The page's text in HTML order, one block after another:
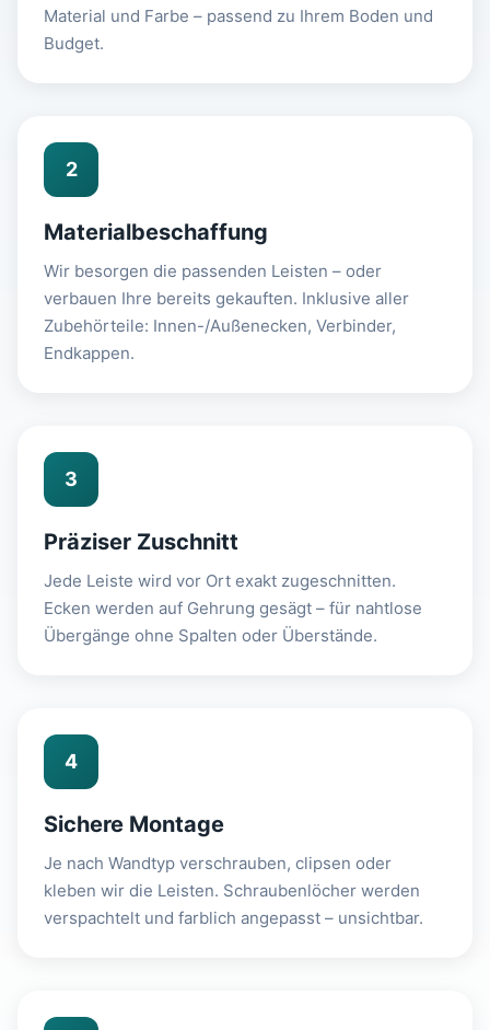
Material und Farbe – passend zu Ihrem Boden und
Budget.
2
Materialbeschaffung
Wir besorgen die passenden Leisten – oder
verbauen Ihre bereits gekauften. Inklusive aller
Zubehörteile: Innen-/Außenecken, Verbinder,
Endkappen.
3
Präziser Zuschnitt
Jede Leiste wird vor Ort exakt zugeschnitten.
Ecken werden auf Gehrung gesägt – für nahtlose
Übergänge ohne Spalten oder Überstände.
4
Sichere Montage
Je nach Wandtyp verschrauben, clipsen oder
kleben wir die Leisten. Schraubenlöcher werden
verspachtelt und farblich angepasst – unsichtbar.